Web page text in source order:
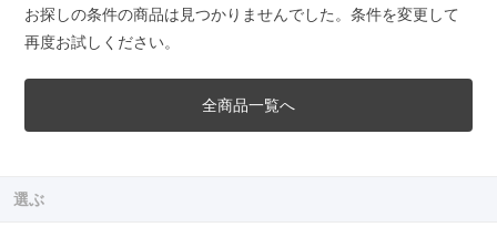
お探しの条件の商品は見つかりませんでした。条件を変更して
再度お試しください。
全商品一覧へ
選ぶ